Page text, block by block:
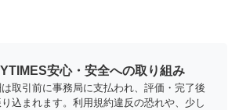
安心・安全への取り組み
取引前に事務局に支払われ、評価・完了後
り込まれます。利用規約違反の恐れや、少し